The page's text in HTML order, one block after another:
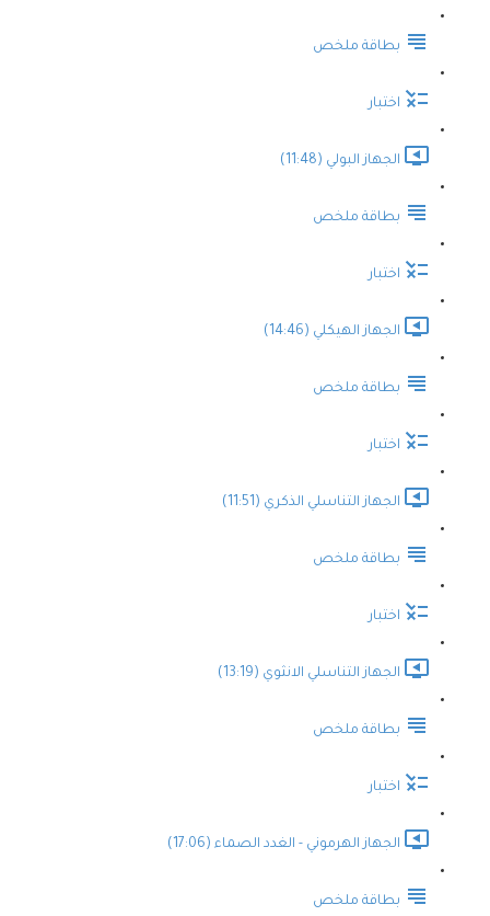
بطاقة ملخص
اختبار
الجهاز البولي (11:48)
بطاقة ملخص
اختبار
الجهاز الهيكلي (14:46)
بطاقة ملخص
اختبار
الجهاز التناسلي الذكري (11:51)
بطاقة ملخص
اختبار
الجهاز التناسلي الانثوي (13:19)
بطاقة ملخص
اختبار
الجهاز الهرموني - الغدد الصماء (17:06)
بطاقة ملخص